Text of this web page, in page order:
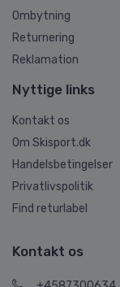
Ombytning
Returnering
Reklamation
Nyttige links
Kontakt os
Om Skisport.dk
Handelsbetingelser
Privatlivspolitik
Find returlabel
Kontakt os